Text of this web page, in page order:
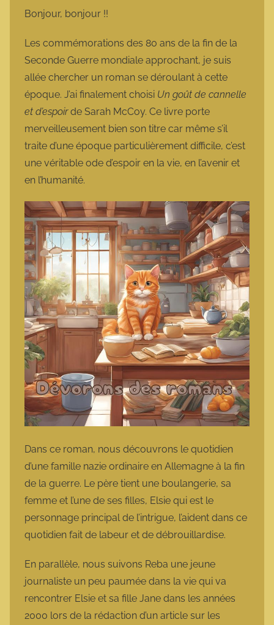
o
t
t
e
Bonjour, bonjour !!
Les commémorations des 80 ans de la fin de la
Seconde Guerre mondiale approchant, je suis
allée chercher un roman se déroulant à cette
époque. J’ai finalement choisi Un goût de cannelle
et d’espoirde Sarah McCoy. Ce livre porte
merveilleusement bien son titre car même s’il
traite d’une époque particulièrement difficile, c’est
une véritable ode d’espoir en la vie, en l’avenir et
en l’humanité.
Dans ce roman, nous découvrons le quotidien
d’une famille nazie ordinaire en Allemagne à la fin
de la guerre. Le père tient une boulangerie, sa
femme et l’une de ses filles, Elsie qui est le
personnage principal de l’intrigue, l’aident dans ce
quotidien fait de labeur et de débrouillardise.
En parallèle, nous suivons Reba une jeune
journaliste un peu paumée dans la vie qui va
rencontrer Elsie et sa fille Jane dans les années
2000 lors de la rédaction d’un article sur les